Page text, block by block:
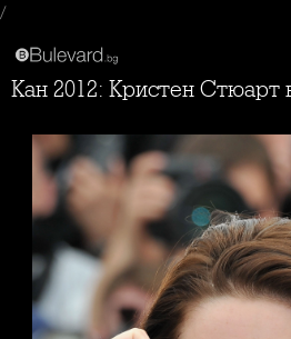
/
Кан 2012: Кристен Стюарт